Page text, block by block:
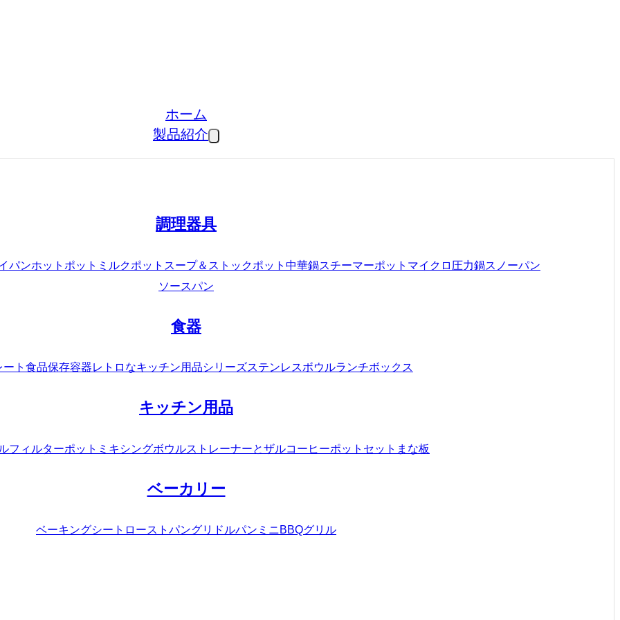
ホーム
製品紹介
調理器具
パンホットポット ミルクポット スープ＆ストックポット 中華鍋スチーマーポット マイクロ圧力鍋スノーパン
ソースパン
食器
ート 食品保存容器レトロなキッチン用品シリーズステンレスボウルランチボックス
キッチン用品
フィルターポット ミキシングボウルストレーナーとザルコーヒーポットセット まな板
ベーカリー
ベーキングシート ローストパングリドルパン ミニBBQグリル